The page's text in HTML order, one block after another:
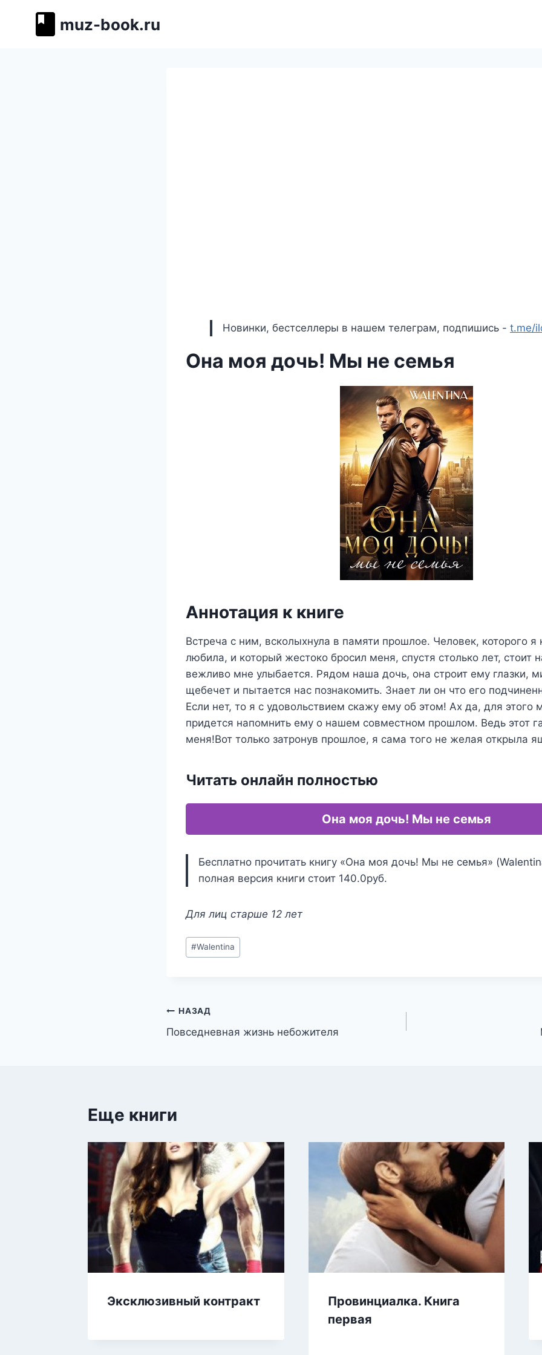
muz-book.ru
Новинки, бестселлеры в нашем телеграм, подпишись - t.me/
Она моя дочь! Мы не семья
Аннотация к книге
Встреча с ним, всколыхнула в памяти прошлое. Человек, которого я
любила, и который жестоко бросил меня, спустя столько лет, стоит
вежливо мне улыбается. Рядом наша дочь, она строит ему глазки,
щебечет и пытается нас познакомить. Знает ли он что его
Если нет, то я с удовольствием скажу ему об этом! Ах да, для этого
придется напомнить ему о нашем совместном прошлом. Ведь этот
меня!Вот только затронув прошлое, я сама того не желая открыла
Читать онлайн полностью
Она моя дочь! Мы не семья
Бесплатно прочитать книгу «Она моя дочь! Мы не семья»
полная версия книги стоит 140.0руб.
Для лиц старше 12 лет
Метки
записи:
#Walentina
Навигация
по
НАЗАД
Повседневная жизнь небожителя
Еще книги
Эксклюзивный контракт
Провинциалка. Книга
первая